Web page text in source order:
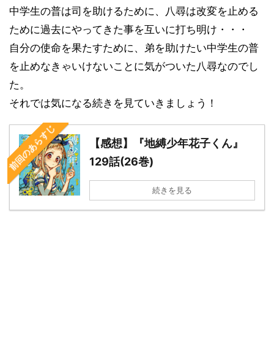
中学生の普は司を助けるために、八尋は改変を止める
ために過去にやってきた事を互いに打ち明け・・・
自分の使命を果たすために、弟を助けたい中学生の普
を止めなきゃいけないことに気がついた八尋なのでし
た。
それでは気になる続きを見ていきましょう！
前回のあらすじ
【感想】『地縛少年花子くん』
129話(26巻)
続きを見る